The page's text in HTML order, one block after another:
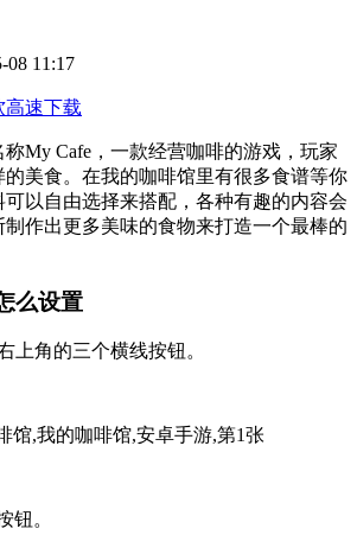
08 11:17
高速下载
My Cafe，一款经营咖啡的游戏，玩家
美食。在我的咖啡馆里有很多食谱等你
以自由选择来搭配，各种有趣的内容会
作出更多美味的食物来打造一个最棒的
么设置
上角的三个横线按钮。
钮。